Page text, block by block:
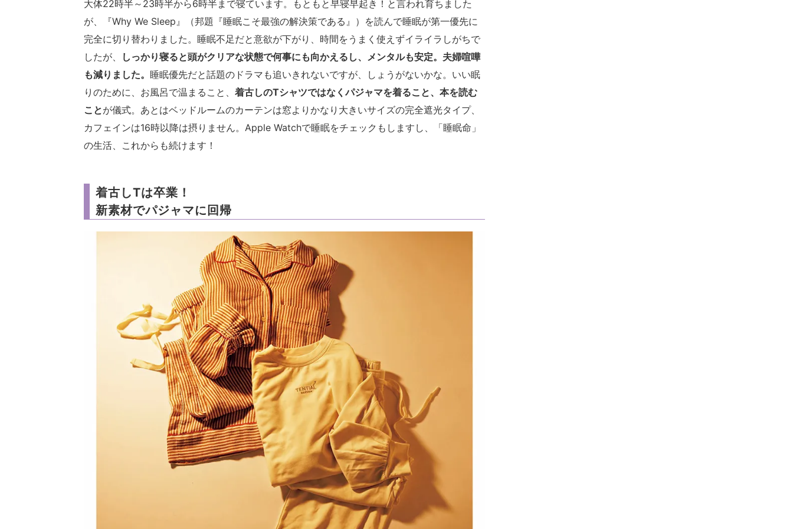
大体22時半～23時半から6時半まで寝ています。もともと早寝早起き！と言われ育ちました
が、『Why We Sleep』（邦題『睡眠こそ最強の解決策である』）を読んで睡眠が第一優先に
完全に切り替わりました。睡眠不足だと意欲が下がり、時間をうまく使えずイライラしがちで
したが、
しっかり寝ると頭がクリアな状態で何事にも向かえるし、メンタルも安定。夫婦喧嘩
も減りました。 睡眠優先だと話題のドラマも追いきれないですが、しょうがないかな。いい眠
りのために、お風呂で温まること、 着古しのTシャツではなくパジャマを着ること、本を読む
ことが儀式。あとはベッドルームのカーテンは窓よりかなり大きいサイズの完全遮光タイプ、
カフェインは16時以降は摂りません。Apple Watchで睡眠をチェックもしますし、「睡眠命」
の生活、これからも続けます！
着古しTは卒業！
新素材でパジャマに回帰